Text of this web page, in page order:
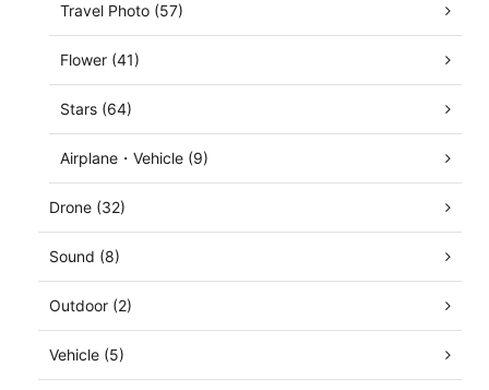
Travel Photo (57)
Flower (41)
Stars (64)
Airplane・Vehicle (9)
Drone (32)
Sound (8)
Outdoor (2)
Vehicle (5)